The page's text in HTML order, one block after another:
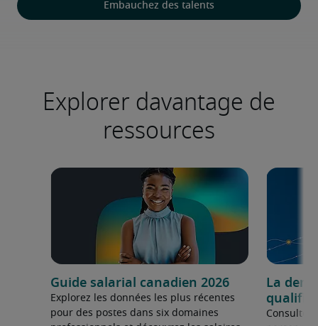
Embauchez des talents
Explorer davantage de
ressources
Guide salarial canadien 2026
Explorez les données les plus récentes
pour des postes dans six domaines
La
qualifié
Consultez